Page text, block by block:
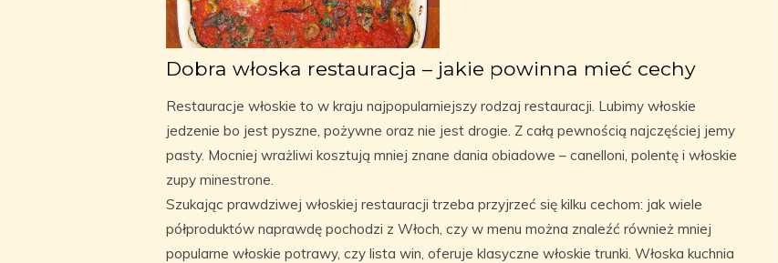
Dobra włoska restauracja – jakie powinna mieć cechy
Restauracje włoskie to w kraju najpopularniejszy rodzaj restauracji. Lubimy włoskie
jedzenie bo jest pyszne, pożywne oraz nie jest drogie. Z całą pewnością najczęściej jemy
pasty. Mocniej wrażliwi kosztują mniej znane dania obiadowe – canelloni, polentę i włoskie
zupy minestrone.
Szukając prawdziwej włoskiej restauracji trzeba przyjrzeć się kilku cechom: jak wiele
półproduktów naprawdę pochodzi z Włoch, czy w menu można znaleźć również mniej
popularne włoskie potrawy, czy lista win, oferuje klasyczne włoskie trunki. Włoska kuchnia